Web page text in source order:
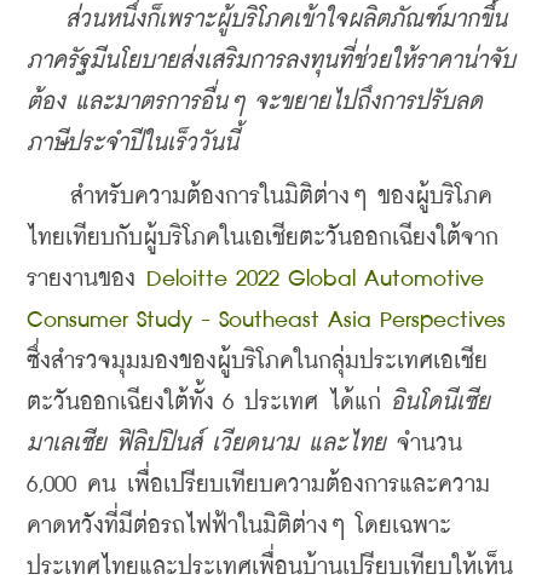
ส่วนหนึ่งก็เพราะผู้บริโภคเข้าใจผลิตภัณฑ์มากขึ้น
ภาครัฐมีนโยบายส่งเสริมการลงทุนที่ช่วยให้ราคาน่าจับ
ต้อง และมาตรการอื่นๆ จะขยายไปถึงการปรับลด
ภาษีประจำปีในเร็ววันนี้
สำหรับความต้องการในมิติต่างๆ ของผู้บริโภค
ไทยเทียบกับผู้บริโภคในเอเชียตะวันออกเฉียงใต้จาก
รายงานของ Deloitte 2022 Global Automotive
Consumer Study - Southeast Asia Perspectives
ซึ่งสำรวจมุมมองของผู้บริโภคในกลุ่มประเทศเอเชีย
ตะวันออกเฉียงใต้ทั้ง 6 ประเทศ ได้แก่ อินโดนีเซีย
มาเลเซีย ฟิลิปปินส์ เวียดนาม และไทย จำนวน
6,000 คน เพื่อเปรียบเทียบความต้องการและความ
คาดหวังที่มีต่อรถไฟฟ้าในมิติต่างๆ โดยเฉพาะ
ประเทศไทยและประเทศเพื่อนบ้านเปรียบเทียบให้เห็น